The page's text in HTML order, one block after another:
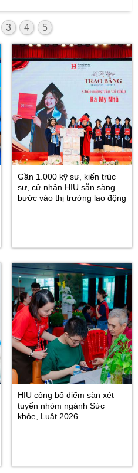
3 4 5
Gần 1.000 kỹ sư, kiến trúc
sư, cử nhân HIU sẵn sàng
bước vào thị trường lao động
HIU công bố điểm sàn xét
tuyển nhóm ngành Sức
khỏe, Luật 2026